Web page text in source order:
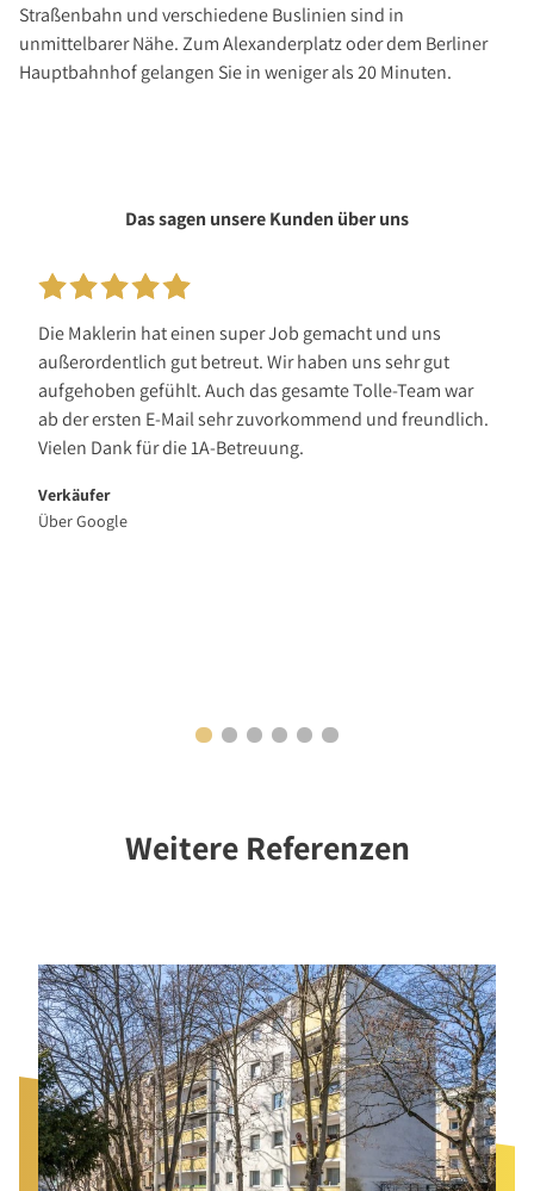
Straßenbahn und verschiedene Buslinien sind in
unmittelbarer Nähe. Zum Alexanderplatz oder dem Berliner
Hauptbahnhof gelangen Sie in weniger als 20 Minuten.
Das sagen unsere Kunden über uns
Die Maklerin hat einen super Job gemacht und uns
außerordentlich gut betreut. Wir haben uns sehr gut
aufgehoben gefühlt. Auch das gesamte Tolle-Team war
ab der ersten E-Mail sehr zuvorkommend und freundlich.
Vielen Dank für die 1A-Betreuung.
Verkäufer
Über Google
Weitere Referenzen